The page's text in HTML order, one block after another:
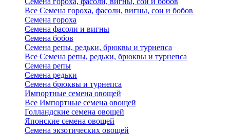
Все Семена гороха, фасоли, вигны, сои и бобов
Семена гороха
Семена фасоли и вигны
Семена бобов
Семена репы, редьки, брюквы и турнепса
Все Семена репы, редьки, брюквы и турнепса
Семена репы
Семена редьки
Семена брюквы и турнепса
Импортные семена овощей
Все Импортные семена овощей
Голландские семена овощей
Японские семена овощей
Семена экзотических овощей